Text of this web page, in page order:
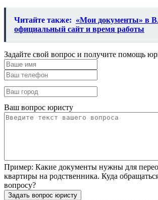
Читайте также: «Мои документы» в
официальный сайт и время работы
Задайте свой вопрос и получите помощь
Ваш вопрос юристу
Пример: Какие документы нужны для
квартиры на родственника. Куда
вопросу?